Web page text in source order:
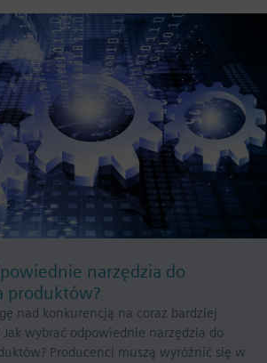
narzędzia do
produktów?
nad konkurencją na coraz bardziej
wybrać odpowiednie narzędzia do
Producenci muszą wyróżnić się w